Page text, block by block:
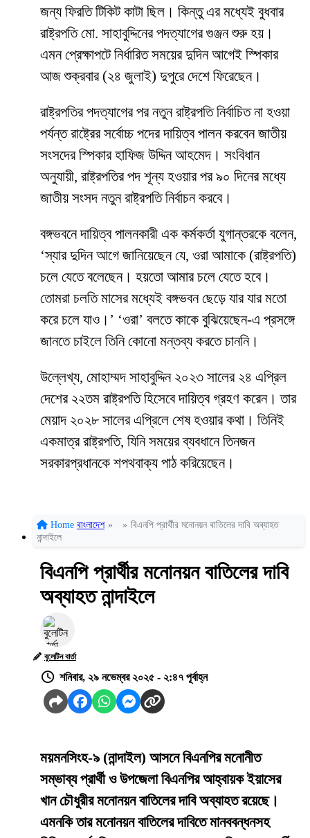
জন্য ফিরতি টিকিট কাটা ছিল। কিন্তু এর মধ্যেই বুধবার
রাষ্ট্রপতি মো. সাহাবুদ্দিনের পদত্যাগের গুঞ্জন শুরু হয়।
এমন প্রেক্ষাপটে নির্ধারিত সময়ের দুদিন আগেই স্পিকার
আজ শুক্রবার (২৪ জুলাই) দুপুরে দেশে ফিরেছেন।
রাষ্ট্রপতির পদত্যাগের পর নতুন রাষ্ট্রপতি নির্বাচিত না হওয়া
পর্যন্ত রাষ্ট্রের সর্বোচ্চ পদের দায়িত্ব পালন করবেন জাতীয়
সংসদের স্পিকার হাফিজ উদ্দিন আহমেদ। সংবিধান
অনুযায়ী, রাষ্ট্রপতির পদ শূন্য হওয়ার পর ৯০ দিনের মধ্যে
জাতীয় সংসদ নতুন রাষ্ট্রপতি নির্বাচন করবে।
বঙ্গভবনে দায়িত্ব পালনকারী এক কর্মকর্তা যুগান্তরকে বলেন,
‘স্যার দুদিন আগে জানিয়েছেন যে, ওরা আমাকে (রাষ্ট্রপতি)
চলে যেতে বলেছেন। হয়তো আমার চলে যেতে হবে।
তোমরা চলতি মাসের মধ্যেই বঙ্গভবন ছেড়ে যার যার মতো
করে চলে যাও।’ ‘ওরা’ বলতে কাকে বুঝিয়েছেন-এ প্রসঙ্গে
জানতে চাইলে তিনি কোনো মন্তব্য করতে চাননি।
উল্লেখ্য, মোহাম্মদ সাহাবুদ্দিন ২০২৩ সালের ২৪ এপ্রিল
দেশের ২২তম রাষ্ট্রপতি হিসেবে দায়িত্ব গ্রহণ করেন। তার
মেয়াদ ২০২৮ সালের এপ্রিলে শেষ হওয়ার কথা। তিনিই
একমাত্র রাষ্ট্রপতি, যিনি সময়ের ব্যবধানে তিনজন
সরকারপ্রধানকে শপথবাক্য পাঠ করিয়েছেন।
Home বাংলাদেশ » » বিএনপি প্রার্থীর মনোনয়ন বাতিলের দাবি অব্যাহত
নান্দাইলে
বিএনপি প্রার্থীর মনোনয়ন বাতিলের দাবি
অব্যাহত নান্দাইলে
বুলেটিন বার্তা
শনিবার, ২৯ নভেম্বর ২০২৫ - ২:৪৭ পূর্বাহ্ন
ময়মনসিংহ-৯ (নান্দাইল) আসনে বিএনপির মনোনীত
সম্ভাব্য প্রার্থী ও উপজেলা বিএনপির আহ্বায়ক ইয়াসের
খান চৌধুরীর মনোনয়ন বাতিলের দাবি অব্যাহত রয়েছে।
এমনকি তার মনোনয়ন বাতিলের দাবিতে মানববন্ধনসহ